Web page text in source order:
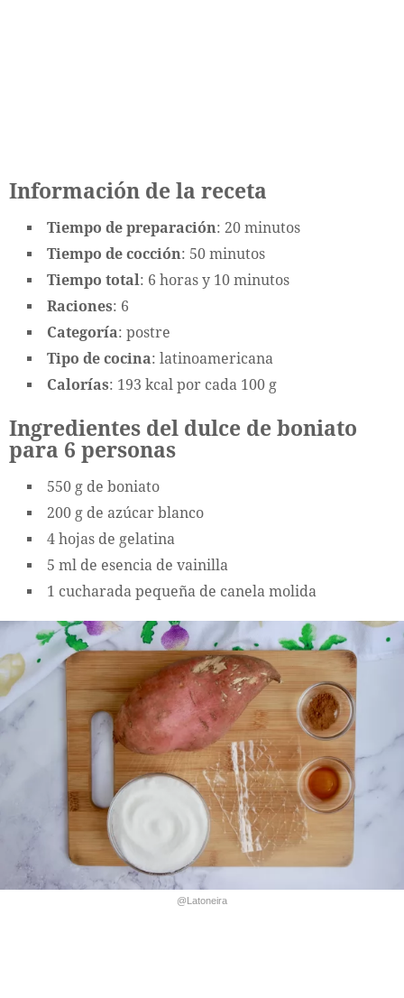
Información de la receta
Tiempo de preparación: 20 minutos
Tiempo de cocción: 50 minutos
Tiempo total : 6 horas y 10 minutos
Raciones: 6
Categoría: postre
Tipo de cocina: latinoamericana
Calorías: 193 kcal por cada 100 g
Ingredientes del dulce de boniato
para 6 personas
550 g de boniato
200 g de azúcar blanco
4 hojas de gelatina
5 ml de esencia de vainilla
1 cucharada pequeña de canela molida
@Latoneira